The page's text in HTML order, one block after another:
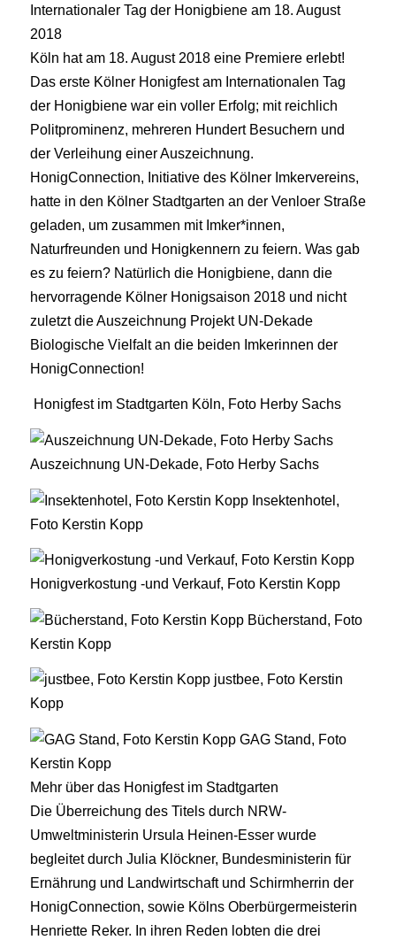
Internationaler Tag der Honigbiene am 18. August
2018
Köln hat am 18. August 2018 eine Premiere erlebt!
Das erste Kölner Honigfest am Internationalen Tag
der Honigbiene war ein voller Erfolg; mit reichlich
Politprominenz, mehreren Hundert Besuchern und
der Verleihung einer Auszeichnung.
HonigConnection, Initiative des Kölner Imkervereins,
hatte in den Kölner Stadtgarten an der Venloer Straße
geladen, um zusammen mit Imker*innen,
Naturfreunden und Honigkennern zu feiern. Was gab
es zu feiern? Natürlich die Honigbiene, dann die
hervorragende Kölner Honigsaison 2018 und nicht
zuletzt die Auszeichnung Projekt UN-Dekade
Biologische Vielfalt an die beiden Imkerinnen der
HonigConnection!
Honigfest im Stadtgarten Köln, Foto Herby Sachs
Auszeichnung UN-Dekade, Foto Herby Sachs
Insektenhotel,
Foto Kerstin Kopp
Honigverkostung -und Verkauf, Foto Kerstin Kopp
Bücherstand, Foto
Kerstin Kopp
justbee, Foto Kerstin
Kopp
GAG Stand, Foto
Kerstin Kopp
Mehr über das Honigfest im Stadtgarten
Die Überreichung des Titels durch NRW-
Umweltministerin Ursula Heinen-Esser wurde
begleitet durch Julia Klöckner, Bundesministerin für
Ernährung und Landwirtschaft und Schirmherrin der
HonigConnection, sowie Kölns Oberbürgermeisterin
Henriette Reker. In ihren Reden lobten die drei